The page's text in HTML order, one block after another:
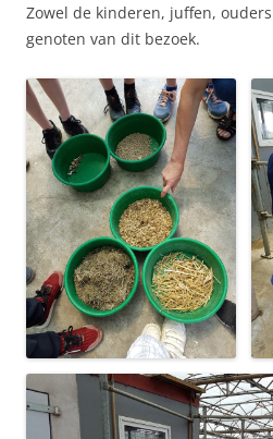
Zowel de kinderen, juffen,
genoten van dit bezoek.